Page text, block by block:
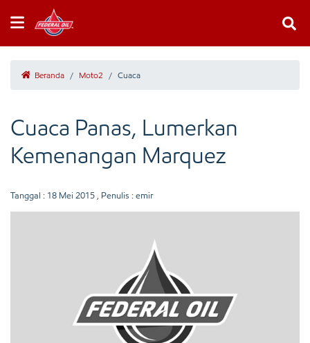
Beranda / Moto2 / Cuaca
Cuaca Panas, Lumerkan
Kemenangan Marquez
Tanggal : 18 Mei 2015 , Penulis : emir